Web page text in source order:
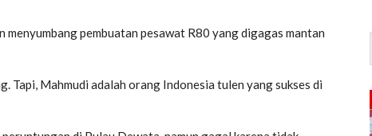
pembuatan pesawat R80 yang digagas mantan
Tapi, Mahmudi adalah orang Indonesia tulen yang sukses di